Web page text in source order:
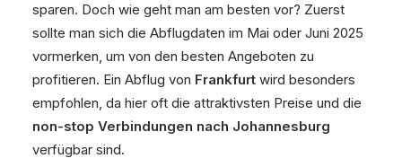
sparen. Doch wie geht man am besten vor? Zuerst
sollte man sich die Abflugdaten im Mai oder Juni 2025
vormerken, um von den besten Angeboten zu
profitieren. Ein Abflug von Frankfurt wird besonders
empfohlen, da hier oft die attraktivsten Preise und die
non-stop Verbindungen nach Johannesburg
verfügbar sind.